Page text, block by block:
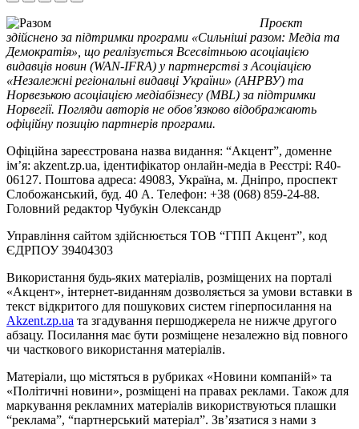
Проєкт
здійснено за підтримки програми «Сильніші разом: Медіа та
Демократія», що реалізується Всесвітньою асоціацією
видавців новин (WAN-IFRA) у партнерстві з Асоціацією
«Незалежні регіональні видавці України» (АНРВУ) та
Норвезькою асоціацією медіабізнесу (MBL) за підтримки
Норвегії. Погляди авторів не обов’язково відображають
офіційну позицію партнерів програми.
Офіційна зареєстрована назва видання: “Акцент”, доменне
ім’я: akzent.zp.ua, ідентифікатор онлайн-медіа в Реєстрі: R40-
06127. Поштова адреса: 49083, Україна, м. Дніпро, проспект
Слобожанський, буд. 40 А. Телефон: +38 (068) 859-24-88.
Головний редактор Чубукін Олександр
Управління сайтом здійснюється ТОВ “ГПП Акцент”, код
ЄДРПОУ 39404303
Використання будь-яких матеріалів, розміщених на порталі
«Акцент», інтернет-виданням дозволяється за умови вставки в
текст відкритого для пошукових систем гіперпосилання на
Akzent.zp.ua та згадування першоджерела не нижче другого
абзацу. Посилання має бути розміщене незалежно від повного
чи часткового використання матеріалів.
Матеріали, що містяться в рубриках «Новини компаній» та
«Політичні новини», розміщені на правах реклами. Також для
маркування рекламних матеріалів використвуються плашки
“реклама”, “партнерський матеріал”. Зв’язатися з нами з